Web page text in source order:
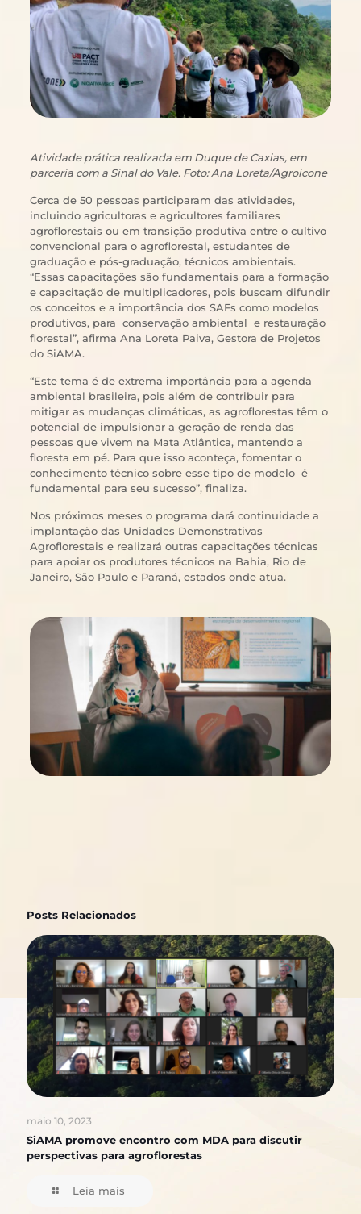
Atividade prática realizada em Duque de Caxias, em
parceria com a Sinal do Vale. Foto: Ana Loreta/Agroicone
Cerca de 50 pessoas participaram das atividades,
incluindo agricultoras e agricultores familiares
agroflorestais ou em transição produtiva entre o cultivo
convencional para o agroflorestal, estudantes de
graduação e pós-graduação, técnicos ambientais.
“Essas capacitações são fundamentais para a formação
e capacitação de multiplicadores, pois buscam difundir
os conceitos e a importância dos SAFs como modelos
produtivos, para conservação ambiental e restauração
florestal”, afirma Ana Loreta Paiva, Gestora de Projetos
do SiAMA.
“Este tema é de extrema importância para a agenda
ambiental brasileira, pois além de contribuir para
mitigar as mudanças climáticas, as agroflorestas têm o
potencial de impulsionar a geração de renda das
pessoas que vivem na Mata Atlântica, mantendo a
floresta em pé. Para que isso aconteça, fomentar o
conhecimento técnico sobre esse tipo de modelo é
fundamental para seu sucesso”, finaliza.
Nos próximos meses o programa dará continuidade a
implantação das Unidades Demonstrativas
Agroflorestais e realizará outras capacitações técnicas
para apoiar os produtores técnicos na Bahia, Rio de
Janeiro, São Paulo e Paraná, estados onde atua.
Posts Relacionados
maio 10, 2023
SiAMA promove encontro com MDA para discutir
perspectivas para agroflorestas
Leia mais